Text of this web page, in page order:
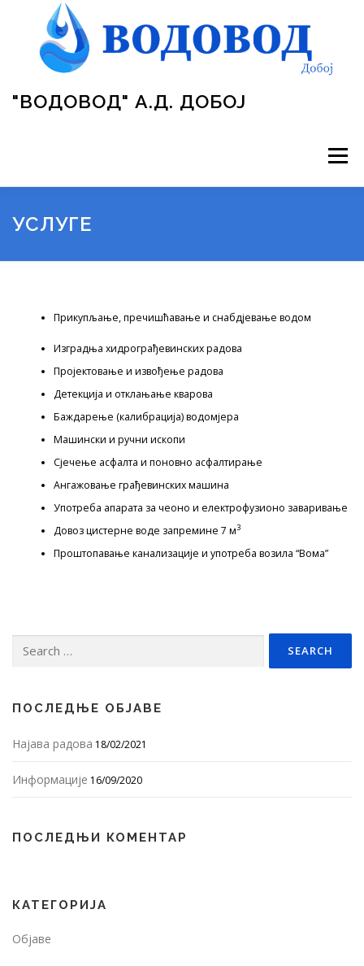
"ВОДОВОД" А.Д. ДОБОЈ
Menu
ВОДОВОД
УСЛУГЕ
Прикупљање, пречишћавање и снабдјевање водом
Изградња хидрограђевинских радова
Пројектовање и извођење радова
Детекција и отклањање кварова
Баждарење (калибрација) водомјера
Машински и ручни ископи
Сјечење асфалта и поновно асфалтирање
Ангажовање грађевинских машина
Употреба апарата за чеоно и електрофузионо заваривање
Довоз цистерне воде запремине 7 м3
Проштопавање канализације и употреба возила “Вома”
for:
ПОСЛЕДЊЕ ОБЈАВЕ
Најава радова 18/02/2021
Информације 16/09/2020
ПОСЛЕДЊИ КОМЕНТАР
КАТЕГОРИЈА
Објаве